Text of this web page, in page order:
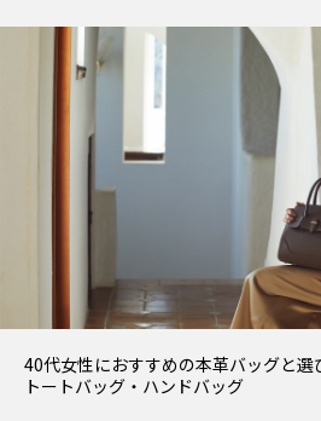
40代女性におすすめの本革バッグと選
トートバッグ・ハンドバッグ